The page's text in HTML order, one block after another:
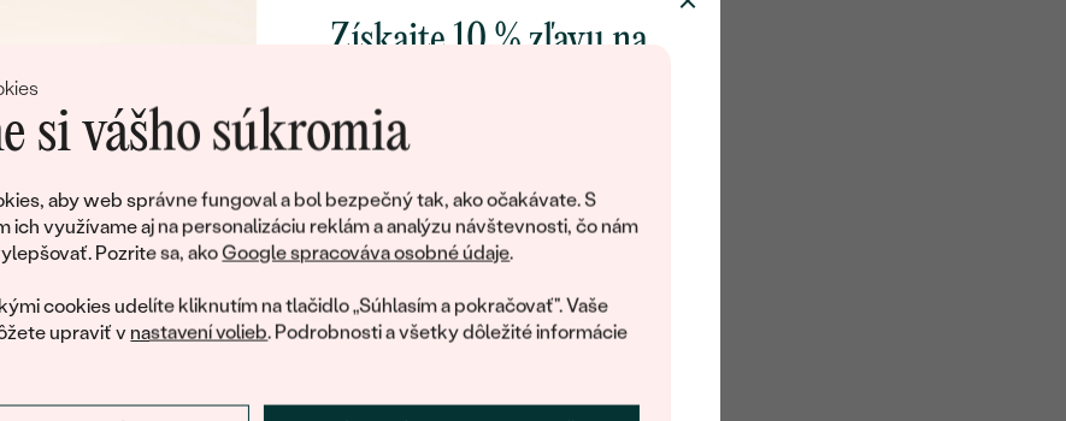
si vášho súkromia
aby web správne fungoval a bol bezpečný tak, ako očakávate. S
ich využívame aj na personalizáciu reklám a analýzu návštevnosti, čo nám
Pozrite sa, akoGoogle spracováva osobné údaje.
cookies udelíte kliknutím na tlačidlo „Súhlasím a pokračovať". Vaše
upraviť v nastavení volieb. Podrobnosti a všetky dôležité informácie
Získajte 10 % zľavu na
poctivo vyrábaných šperkov Eppi.
Ako darček na privítanie vám
obratom pošleme zľavový kód na